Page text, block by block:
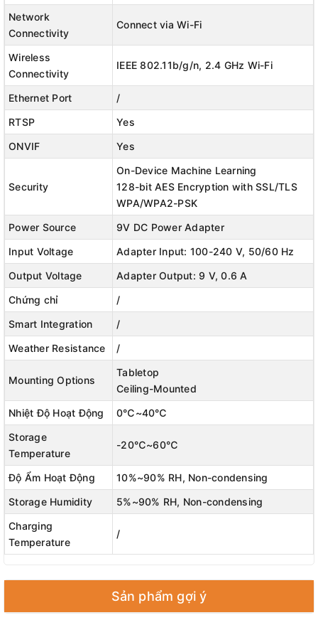
👉 Chế Độ Riêng Tư Và Lưu Trữ Nội Bộ An Toàn - Đảm
Bảo Quyền Riêng Tư Của Bạn: Bạn có thể bật Chế Độ
Riêng Tư, có thể đóng ống kính của camera để đảm
bảo an toàn riêng tư. Hơn nữa, thẻ Micro SD nội bộ
hoạt động để ngăn chặn mọi sự cố hack internet.
👉 Video Độ Nét Cao:
Tapo C200Ghi lại mọi chi tiết với độ phân giải 1080p
rõ nét. Quan sát được chính xác những gì đã xảy ra
trước camera của bạn bất cứ lúc nào khi camera được
bật. Giúp bạn biết liệu con bạn có an toàn, được chăm
sóc tốt hay đang gặp rắc rối.
Network
Connectivity
Connect via Wi-Fi
Wireless
Connectivity
IEEE 802.11b/g/n, 2.4 GHz Wi-Fi
Ethernet Port
/
RTSP
Yes
ONVIF
Yes
Security
On-Device Machine Learning
128-bit AES Encryption with SSL/TLS
WPA/WPA2-PSK
Power Source
9V DC Power Adapter
Input Voltage
Adapter Input: 100-240 V, 50/60 Hz
Output Voltage
Adapter Output: 9 V, 0.6 A
Chứng chỉ
/
Smart Integration
/
Weather Resistance
/
Mounting Options
Tabletop
Ceiling-Mounted
Nhiệt Độ Hoạt Động
0℃~40℃
Storage
Temperature
-20℃~60℃
Độ Ẩm Hoạt Động
10%~90% RH, Non-condensing
Storage Humidity
5%~90% RH, Non-condensing
Charging
Temperature
/
Sản phẩm gợi ý